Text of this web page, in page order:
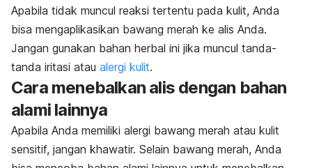
Apabila tidak muncul reaksi tertentu pada kulit, Anda
bisa mengaplikasikan bawang merah ke alis Anda.
Jangan gunakan bahan herbal ini jika muncul tanda-
tanda iritasi atau alergi kulit.
Cara menebalkan alis dengan bahan
alami lainnya
Apabila Anda memiliki alergi bawang merah atau kulit
sensitif, jangan khawatir. Selain bawang merah, Anda